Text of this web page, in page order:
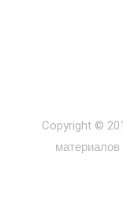
Copyright ©